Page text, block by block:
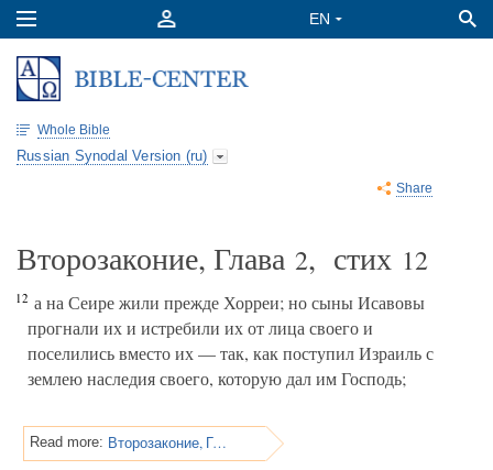
Whole Bible
Russian Synodal Version (ru)
Share
Второзаконие, Глава 2, стих 12
12 а на Сеире жили прежде Хорреи; но сыны Исавовы
прогнали их и истребили их от лица своего и
поселились вместо их — так, как поступил Израиль с
землею наследия своего, которую дал им Господь;
Read more: Второзаконие, Глава 2